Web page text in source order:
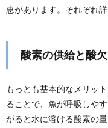
恵があります。それぞれ
酸素の供給と酸
もっとも基本的なメリッ
ることで、魚が呼吸しや
がると水に溶ける酸素の